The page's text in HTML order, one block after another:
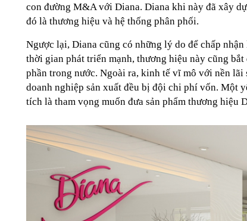
con đường M&A với Diana. Diana khi này đã xây
đó là thương hiệu và hệ thống phân phối.
Ngược lại, Diana cũng có những lý do để chấp
thời gian phát triển mạnh, thương hiệu này cũng
phần trong nước. Ngoài ra, kinh tế vĩ mô với nền lãi
doanh nghiệp sản xuất đều bị đội chi phí vốn. Một
tích là tham vọng muốn đưa sản phẩm thương hiệu